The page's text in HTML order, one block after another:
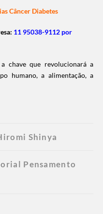
Câncer Diabetes
11 95038-9112 por
chave que revolucionará a
humano, a alimentação, a
Shinya
Pensamento